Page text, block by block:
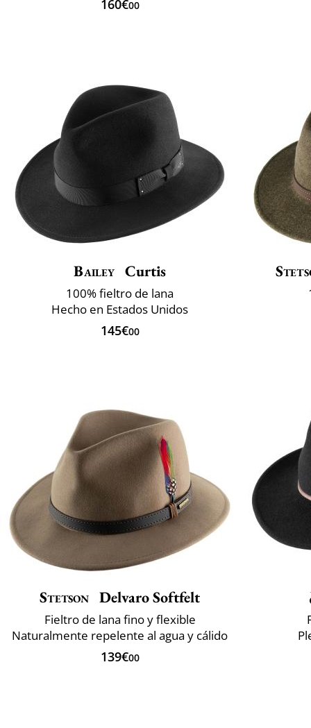
160€00
Bailey Curtis
100% fieltro de lana
Hecho en Estados Unidos
145€00
Stetson Delvaro Softfelt
Fieltro de lana fino y flexible
Naturalmente repelente al agua y cálido
139€00